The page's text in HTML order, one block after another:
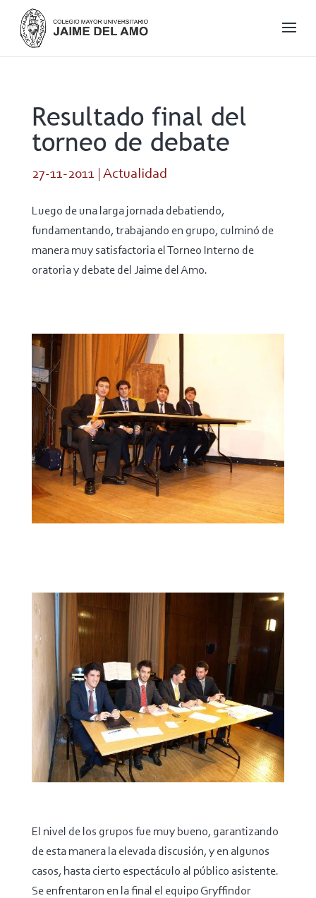
Resultado final del
torneo de debate
27-11-2011 Actualidad
Luego de una larga jornada debatiendo,
fundamentando, trabajando en grupo, culminó de
manera muy satisfactoria el Torneo Interno de
oratoria y debate del Jaime del Amo.
El nivel de los grupos fue muy bueno, garantizando
de esta manera la elevada discusión, y en algunos
casos, hasta cierto espectáculo al público asistente.
Se enfrentaron en la final el equipo Gryffindor